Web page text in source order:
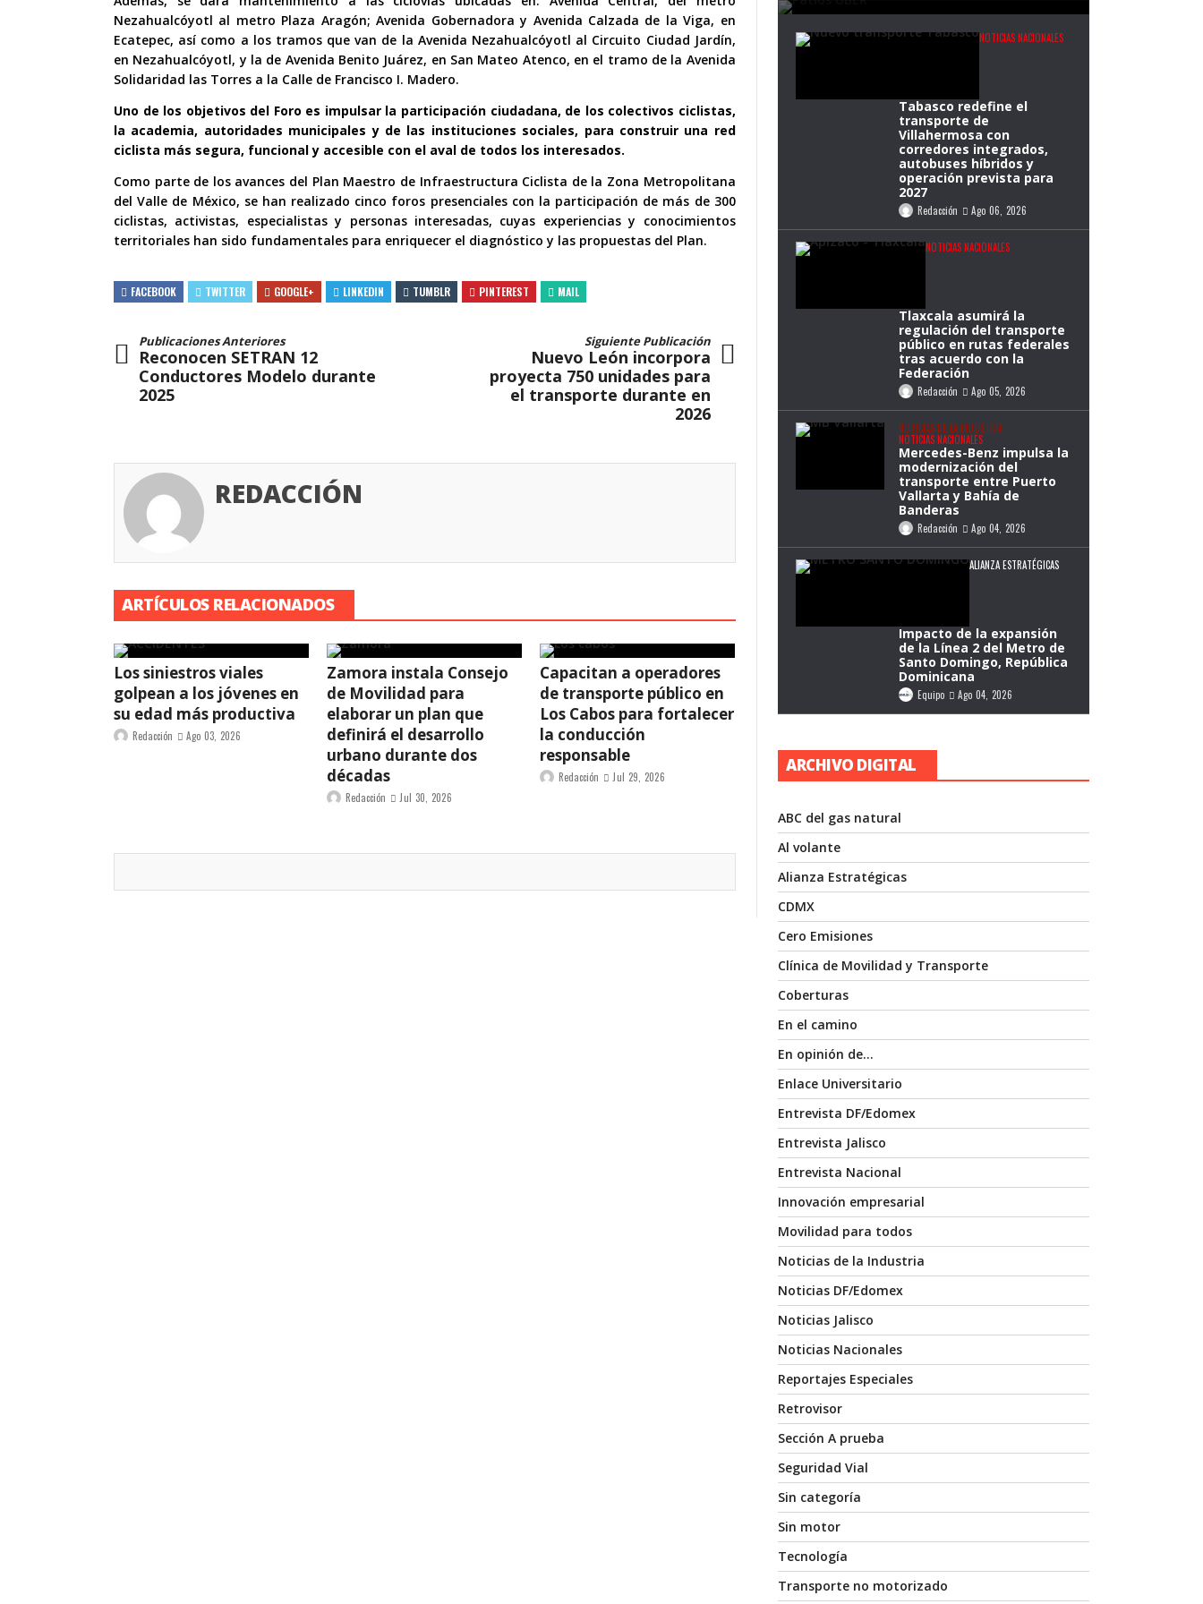
Nezahualcóyotl al metro Plaza Aragón; Avenida Gobernadora y Avenida Calzada de la Viga, en
Ecatepec, así como a los tramos que van de la Avenida Nezahualcóyotl al Circuito Ciudad Jardín,
en Nezahualcóyotl, y la de Avenida Benito Juárez, en San Mateo Atenco, en el tramo de la Avenida
Solidaridad las Torres a la Calle de Francisco I. Madero.
Uno de los objetivos del Foro es impulsar la participación ciudadana, de los colectivos ciclistas,
la academia, autoridades municipales y de las instituciones sociales, para construir una red
ciclista más segura, funcional y accesible con el aval de todos los interesados.
Como parte de los avances del Plan Maestro de Infraestructura Ciclista de la Zona Metropolitana
del Valle de México, se han realizado cinco foros presenciales con la participación de más de 300
ciclistas, activistas, especialistas y personas interesadas, cuyas experiencias y conocimientos
territoriales han sido fundamentales para enriquecer el diagnóstico y las propuestas del Plan.
FACEBOOK TWITTER GOOGLE+ LINKEDIN TUMBLR PINTEREST MAIL
Publicaciones Anteriores
Reconocen SETRAN 12
Conductores Modelo durante
2025
Siguiente Publicación
Nuevo León incorpora
proyecta 750 unidades para
el transporte durante en
2026
REDACCIÓN
ARTÍCULOS RELACIONADOS
Los siniestros viales
golpean a los jóvenes en
su edad más productiva
Redacción Ago 03, 2026
Zamora instala Consejo
de Movilidad para
elaborar un plan que
definirá el desarrollo
urbano durante dos
décadas
Redacción Jul 30, 2026
Capacitan a operadores
de transporte público en
Los Cabos para fortalecer
la conducción
responsable
Redacción Jul 29, 2026
NOTICIAS NACIONALES
Tabasco redefine el
transporte de
Villahermosa con
corredores integrados,
autobuses híbridos y
operación prevista para
2027
Redacción Ago 06, 2026
NOTICIAS NACIONALES
Tlaxcala asumirá la
regulación del transporte
público en rutas federales
tras acuerdo con la
Federación
Redacción Ago 05, 2026
NOTICIAS DE LA INDUSTRIA
NOTICIAS NACIONALES
Mercedes-Benz impulsa la
modernización del
transporte entre Puerto
Vallarta y Bahía de
Banderas
Redacción Ago 04, 2026
ALIANZA ESTRATÉGICAS
Impacto de la expansión
de la Línea 2 del Metro de
Santo Domingo, República
Dominicana
Equipo Ago 04, 2026
ARCHIVO DIGITAL
ABC del gas natural
Al volante
Alianza Estratégicas
CDMX
Cero Emisiones
Clínica de Movilidad y Transporte
Coberturas
En el camino
En opinión de…
Enlace Universitario
Entrevista DF/Edomex
Entrevista Jalisco
Entrevista Nacional
Innovación empresarial
Movilidad para todos
Noticias de la Industria
Noticias DF/Edomex
Noticias Jalisco
Noticias Nacionales
Reportajes Especiales
Retrovisor
Sección A prueba
Seguridad Vial
Sin categoría
Sin motor
Tecnología
Transporte no motorizado